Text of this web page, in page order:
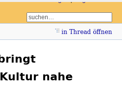
in Thread öffnen
nahe